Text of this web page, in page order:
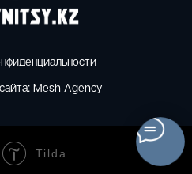
Mesh Agency
Tilda